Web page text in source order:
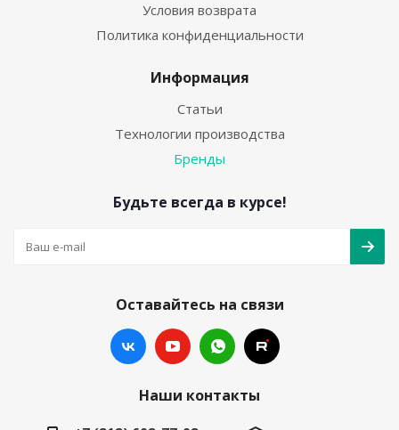
Условия возврата
Политика конфиденциальности
Информация
Статьи
Технологии производства
Бренды
Будьте всегда в курсе!
Оставайтесь на связи
Наши контакты